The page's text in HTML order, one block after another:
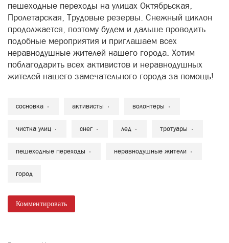
пешеходные переходы на улицах Октябрьская,
Пролетарская, Трудовые резервы. Снежный циклон
продолжается, поэтому будем и дальше проводить
подобные мероприятия и приглашаем всех
неравнодушные жителей нашего города. Хотим
поблагодарить всех активистов и неравнодушных
жителей нашего замечательного города за помощь!
сосновка активисты волонтеры
чистка улиц снег лед тротуары
пешеходные переходы неравнодушные жители
город
Комментировать